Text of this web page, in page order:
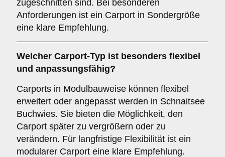
zugeschnitten sind. Bei besonderen
Anforderungen ist ein Carport in Sondergröße
eine klare Empfehlung.
Welcher Carport-Typ ist besonders flexibel
und anpassungsfähig?
Carports in Modulbauweise können flexibel
erweitert oder angepasst werden in Schnaitsee
Buchwies. Sie bieten die Möglichkeit, den
Carport später zu vergrößern oder zu
verändern. Für langfristige Flexibilität ist ein
modularer Carport eine klare Empfehlung.